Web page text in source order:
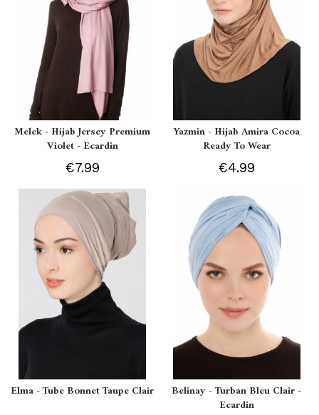
Melek - Hijab Jersey Premium
Violet - Ecardin
€7.99
Yazmin - Hijab Amira Cocoa
Ready To Wear
€4.99
Elma - Tube Bonnet Taupe Clair
Belinay - Turban Bleu Clair -
Ecardin